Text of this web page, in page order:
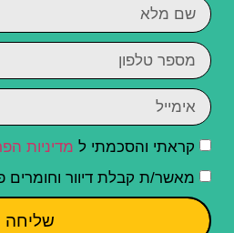
קראתי והסכמתי ל מדיניות
מאשר/ת קבלת דיוור וחומרים
שליחה